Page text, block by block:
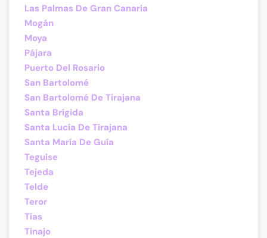
Las Palmas De Gran Canaria
Mogán
Moya
Pájara
Puerto Del Rosario
San Bartolomé
San Bartolomé De Tirajana
Santa Brígida
Santa Lucía De Tirajana
Santa María De Guía
Teguise
Tejeda
Telde
Teror
Tías
Tinajo